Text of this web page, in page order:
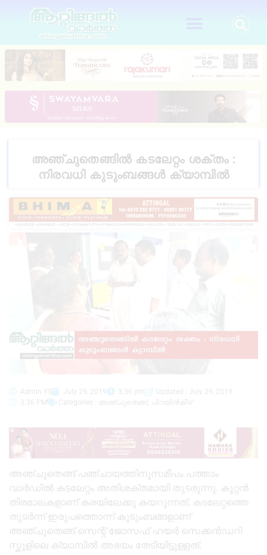
അഞ്ചുതെങ്ങിൽ കടലേറ്റം ശക്തം :
നിരവധി കുടുംബങ്ങൾ ക്യാമ്പിൽ
Admin YS July 29, 2019 3:36 pm
Updated : July 29, 2019
3:36 PM
Categories : അഞ്ചുതെങ്ങ് ചിറയിൻകീഴ്
അഞ്ചുതെങ്ങ് പഞ്ചായത്തിനുസമീപം പത്താം
വാർഡിൽ കടലേറ്റം അതിശക്തമായി തുടരുന്നു. കൂറ്റൻ
തിരമാലകളാണ് കരയിലേക്കു കയറുന്നത്. കടലേറ്റത്തെ
തുടർന്ന് ഇരുപത്തൊന്ന് കുടുംബങ്ങളാണ്
അഞ്ചുതെങ്ങ് സെന്റ് ജോസഫ് ഹയർ സെക്കൻഡറി
സ്കൂളിലെ ക്യാമ്പിൽ അഭയം തേടിയിട്ടുള്ളത്.